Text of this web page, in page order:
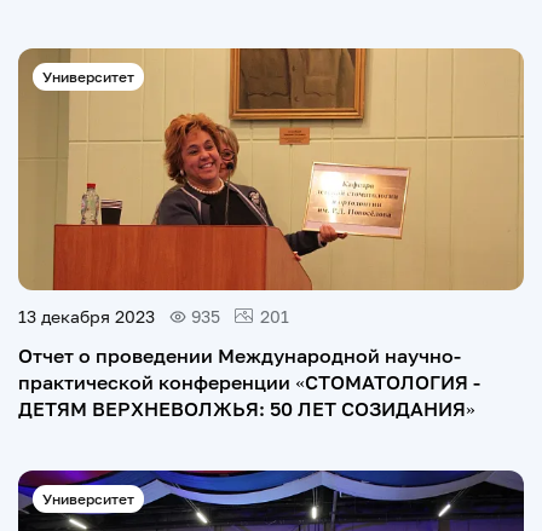
Университет
13 декабря 2023 935 201
Отчет о проведении Международной научно-
практической конференции «СТОМАТОЛОГИЯ -
ДЕТЯМ ВЕРХНЕВОЛЖЬЯ: 50 ЛЕТ СОЗИДАНИЯ»
Университет